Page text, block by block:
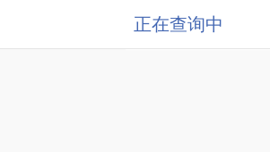
正在查询中